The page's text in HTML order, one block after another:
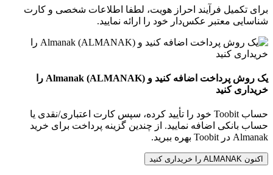
برای تکمیل فرآیند احراز هویت، لطفا اطلاعات شخصی و کارت
شناسایی معتبر عکس‌دار خود را ارائه نمایید.
یک روش پرداخت اضافه کنید و Almanak (ALMANAK) را
خریداری کنید
حساب Toobit خود را تأیید کرده، سپس کارت اعتباری/نقدی یا
حساب بانکی اضافه نمایید. از چندین گزینه پرداخت برای خرید
Almanak در Toobit بهره ببرید.
اکنون ALMANAK را خریداری کنید